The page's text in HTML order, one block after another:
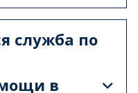
служба по
в